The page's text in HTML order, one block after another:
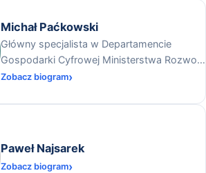
Michał Paćkowski
Główny specjalista w Departamencie
Gospodarki Cyfrowej Ministerstwa Rozwoju
i Technologii
Zobacz biogram
Paweł Najsarek
Zobacz biogram